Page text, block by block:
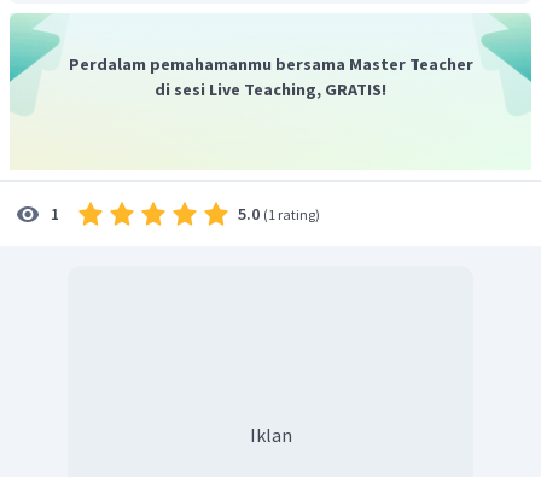
Perdalam pemahamanmu bersama Master Teacher
di sesi Live Teaching, GRATIS!
1 5.0 (1 rating)
Iklan